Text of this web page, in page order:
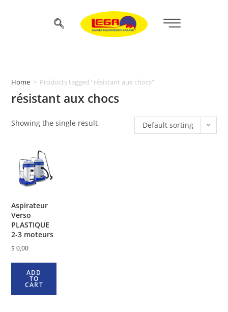
Home > Products tagged “résistant aux chocs”
résistant aux chocs
Showing the single result Default sorting
Aspirateur
Verso
PLASTIQUE
2-3 moteurs
$ 0,00
ADD
TO
CART